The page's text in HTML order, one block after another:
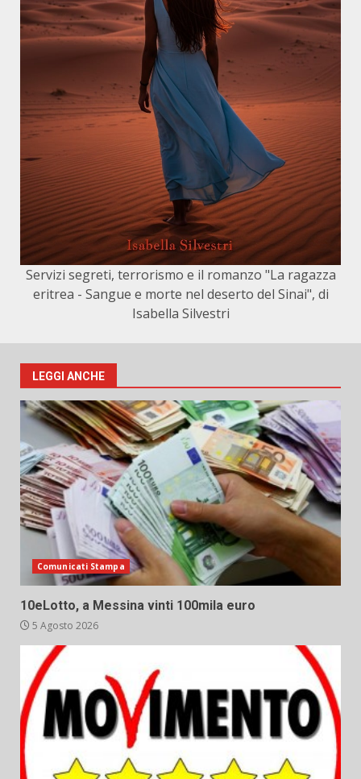
Servizi segreti, terrorismo e il romanzo "La ragazza
eritrea - Sangue e morte nel deserto del Sinai", di
Isabella Silvestri
LEGGI ANCHE
Comunicati Stampa
10eLotto, a Messina vinti 100mila euro
5 Agosto 2026